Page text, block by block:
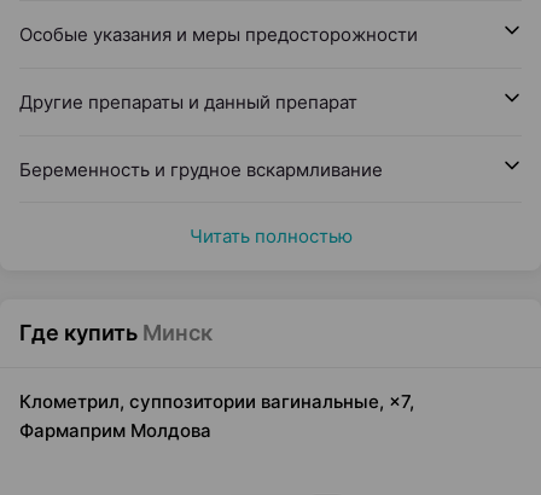
Особые указания и меры предосторожности
Другие препараты и данный препарат
Беременность и грудное вскармливание
Читать полностью
Где купить Минск
Клометрил, суппозитории вагинальные, ×7,
Фармаприм Молдова